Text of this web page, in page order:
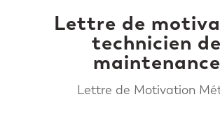
Lettre de
technicien de
maintenance
Lettre de Motivation